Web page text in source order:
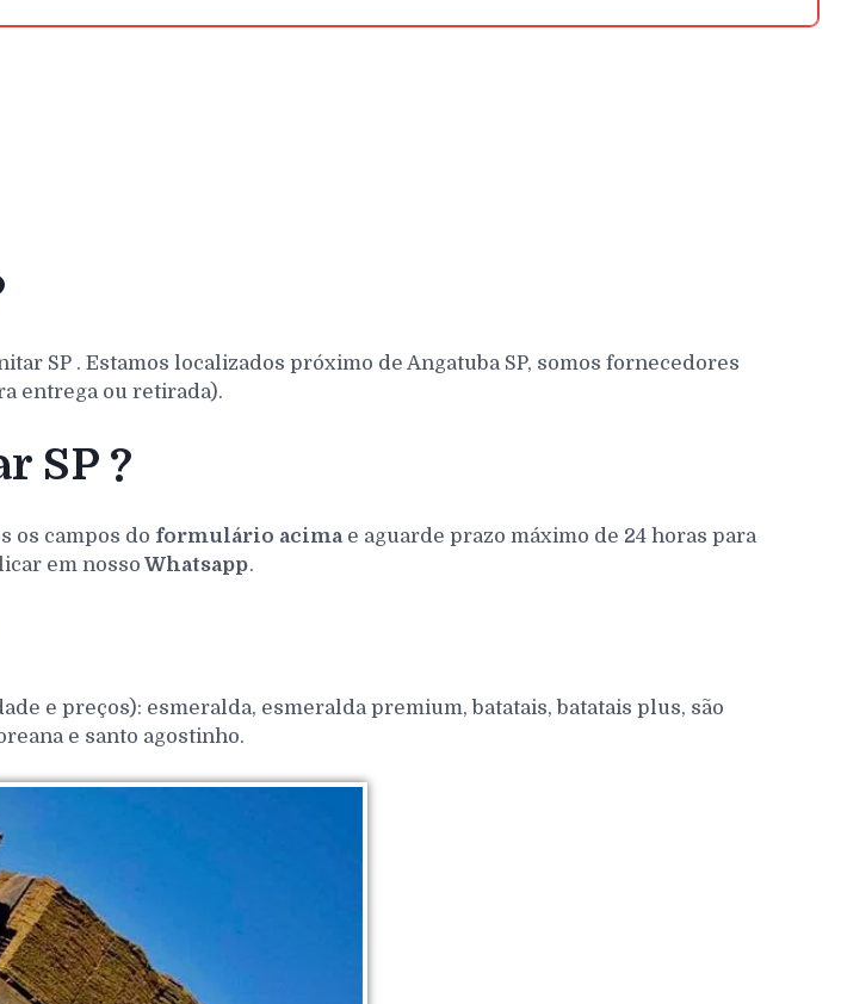
SP . Estamos localizados próximo de Angatuba SP, somos fornecedores
entrega ou retirada).
SP ?
os campos do formulário acima e aguarde prazo máximo de 24 horas para
em nosso Whatsapp.
e preços): esmeralda, esmeralda premium, batatais, batatais plus, são
e santo agostinho.